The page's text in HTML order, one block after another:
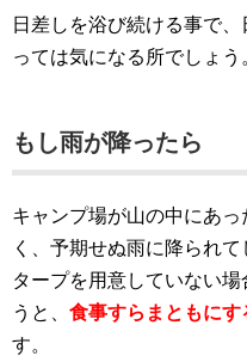
日差しを浴び続ける事で
っては気になる所でしょう
もし雨が降ったら
キャンプ場が山の中にあ
く、予期せぬ雨に降られて
タープを用意していない
うと、 食事すらまともにす
す。